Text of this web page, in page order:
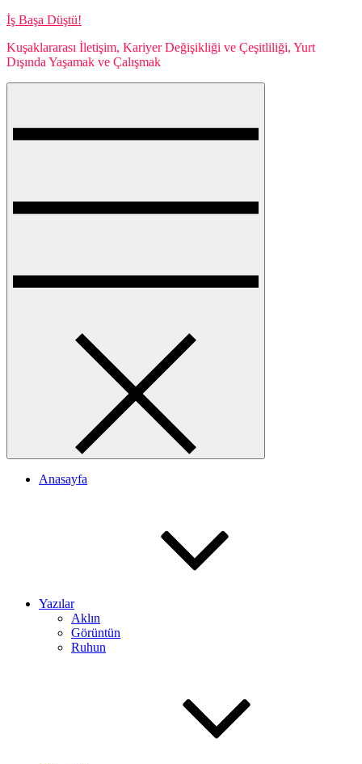
Skip
content
İş Başa Düştü!
Kuşaklararası İletişim, Kariyer Değişikliği ve Çeşitliliği, Yurt
Dışında Yaşamak ve Çalışmak
Anasayfa
Yazılar
Aklın
Görüntün
Ruhun